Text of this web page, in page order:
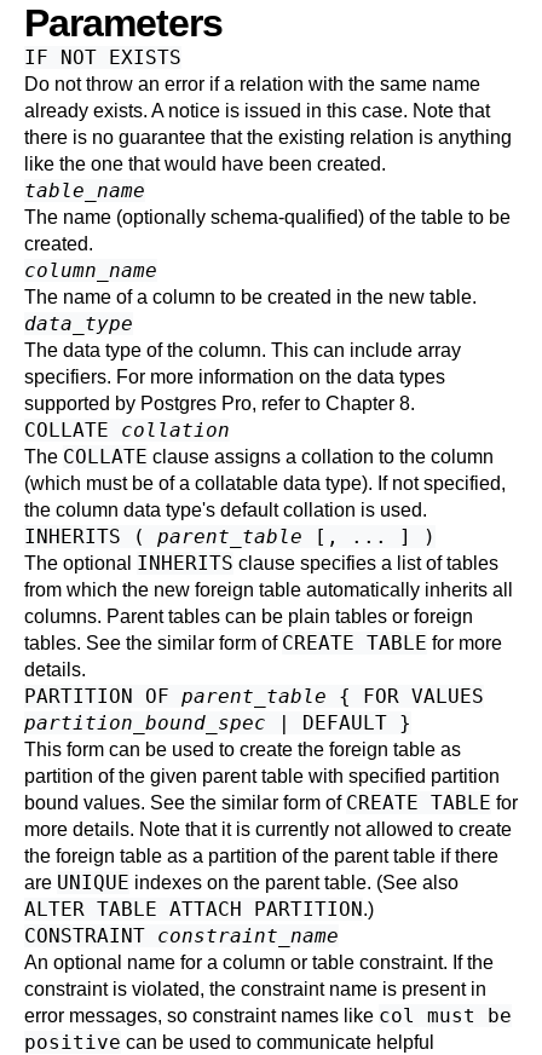
Parameters
IF NOT EXISTS
Do not throw an error if a relation with the same name
already exists. A notice is issued in this case. Note that
there is no guarantee that the existing relation is anything
like the one that would have been created.
table_name
The name (optionally schema-qualified) of the table to be
created.
column_name
The name of a column to be created in the new table.
data_type
The data type of the column. This can include array
specifiers. For more information on the data types
supported by Postgres Pro, refer to Chapter 8.
COLLATE collation
The COLLATE clause assigns a collation to the column
(which must be of a collatable data type). If not specified,
the column data type's default collation is used.
INHERITS ( parent_table [, ... ] )
The optional INHERITS clause specifies a list of tables
from which the new foreign table automatically inherits all
columns. Parent tables can be plain tables or foreign
tables. See the similar form of CREATE TABLE for more
details.
PARTITION OF parent_table { FOR VALUES
partition_bound_spec | DEFAULT }
This form can be used to create the foreign table as
partition of the given parent table with specified partition
bound values. See the similar form of CREATE TABLE for
more details. Note that it is currently not allowed to create
the foreign table as a partition of the parent table if there
are UNIQUE indexes on the parent table. (See also
ALTER TABLE ATTACH PARTITION.)
CONSTRAINT constraint_name
An optional name for a column or table constraint. If the
constraint is violated, the constraint name is present in
error messages, so constraint names like col must be
positive can be used to communicate helpful